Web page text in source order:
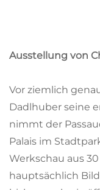
Ausstellung von
Vor ziemlich
Dadlhuber seine
nimmt der
Palais im
Werkschau aus
hauptsächlich